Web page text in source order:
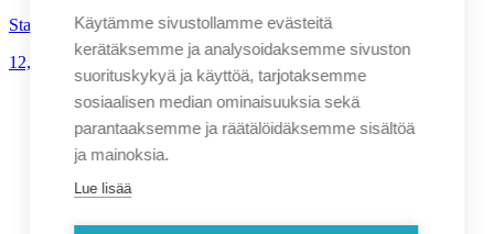
Stanley/Stella Fisherman Beanie pipo
12,90
Käytämme sivustollamme evästeitä
kerätäksemme ja analysoidaksemme sivuston
suorituskykyä ja käyttöä, tarjotaksemme
sosiaalisen median ominaisuuksia sekä
parantaaksemme ja räätälöidäksemme sisältöä
ja mainoksia.
Lue lisää